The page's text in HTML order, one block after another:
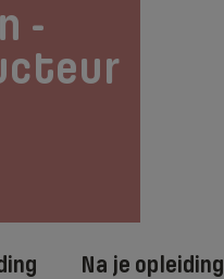
-
Na je opleiding